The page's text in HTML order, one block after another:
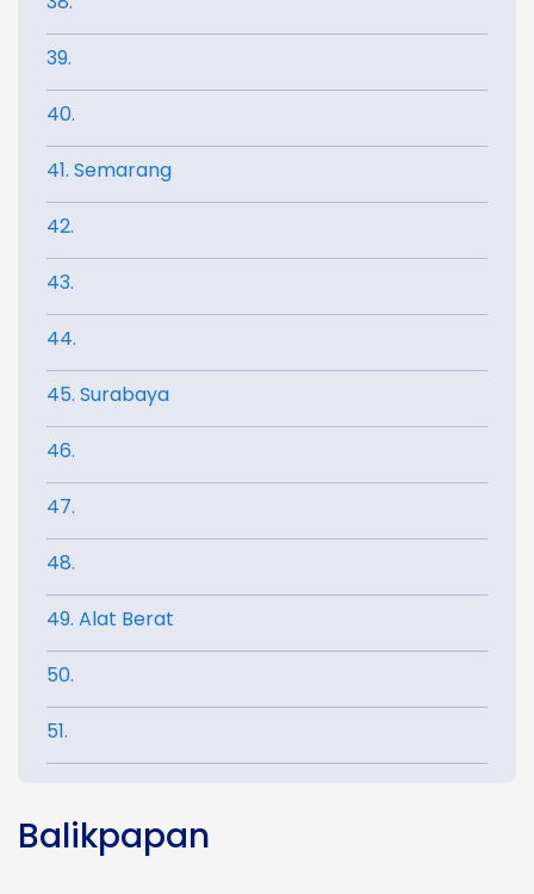
39.
40.
41. Semarang
42.
43.
44.
45. Surabaya
46.
47.
48.
49. Alat Berat
50.
51.
Balikpapan